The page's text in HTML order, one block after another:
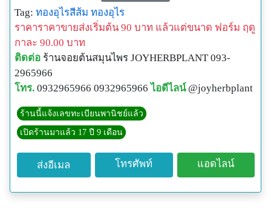
โทร.093-296-5966
โทร.083-77-999-60
Line id: @JOYHERBPLANT
www.JOYHERBPLANT.com
Tag: ทองอุไรสีส้ม ทองอุไร
ราคาราคาขายส่งเริ่มต้น 90 บาท แล้วแต่ขนาด ฟอร์ม ฤดู
กาละ 90.00 บาท
ติดต่อ ร้านจอยต้นสมุนไพร JOYHERBPLANT 093-
2965966
โทร. 0932965966 0932965966 ไอดีไลน์ @joyherbplant
ร้านนี้แจ้งเลขทะเบียนพานิชย์แล้ว
เปิดร้านมาแล้ว 17 ปี 9 เดือน
ส่งอีเมล โทรศัพท์ แอดไลน์